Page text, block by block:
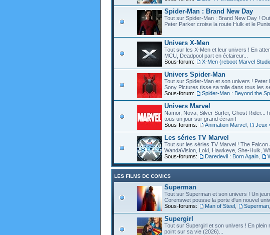
Spider-Man : Brand New Day
Tout sur Spider-Man : Brand New Day !
Peter Parker croise la route Hulk et le
Univers X-Men
Tout sur les X-Men et leur univers ! En
MCU, Deadpool part en éclaireur...
Sous-forum:
X-Men (reboot Marvel
Univers Spider-Man
Tout sur Spider-Man et son univers ! Peter
Sony Pictures tisse sa toile dans tous les
Sous-forum:
Spider-Man : Beyond the
Univers Marvel
Namor, Nova, Silver Surfer, Ghost Rider...
tous un jour sur grand écran !
Sous-forums:
Animation Marvel Jeux
Les séries TV Marvel
Tout sur les séries TV Marvel ! The Falcon
WandaVision, Loki, Hawkeye, She-Hulk,
Sous-forums:
Daredevil : Born Again
LES FILMS DC COMICS
Superman
Tout sur Superman et son univers ! Un
Corenswet pousse la porte d'un nouvel
Sous-forums:
Man of Steel Superman
Supergirl
Tout sur Supergirl et son univers ! En
point sur sa vie (2026)...